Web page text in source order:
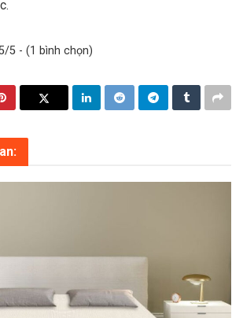
5 - (1 bình chọn)